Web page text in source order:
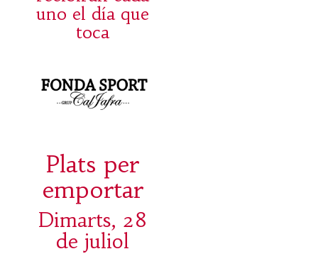
uno el día que
toca
Plats per
emportar
Dimarts, 28
de juliol